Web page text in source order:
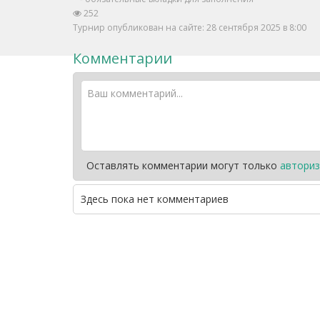
252
Турнир опубликован на сайте: 28 сентября 2025 в 8:00
Комментарии
Оставлять комментарии могут только
Здесь пока нет комментариев